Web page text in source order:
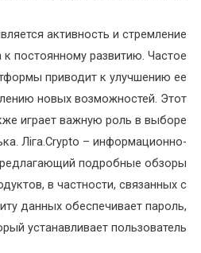
активность и стремление
постоянному развитию. Частое
приводит к улучшению ее
новых возможностей. Этот
играет важную роль в выборе
Ліга.Crypto – информационно-
подробные обзоры
в частности, связанных с
данных обеспечивает пароль,
устанавливает пользователь.